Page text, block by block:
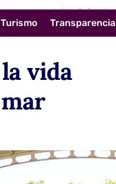
Turismo Transparencia
vida